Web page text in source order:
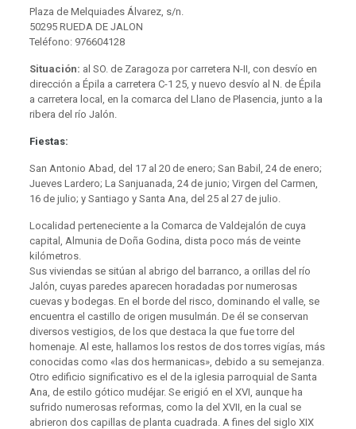
Plaza de Melquiades Álvarez, s/n.
50295 RUEDA DE JALON
Teléfono: 976604128
Situación: al SO. de Zaragoza por carretera N-II, con desvío en
dirección a Épila a carretera C-1 25, y nuevo desvío al N. de Épila
a carretera local, en la comarca del Llano de Plasencia, junto a la
ribera del río Jalón.
Fiestas:
San Antonio Abad, del 17 al 20 de enero; San Babil, 24 de enero;
Jueves Lardero; La Sanjuanada, 24 de junio; Virgen del Carmen,
16 de julio; y Santiago y Santa Ana, del 25 al 27 de julio.
Localidad perteneciente a la Comarca de Valdejalón de cuya
capital, Almunia de Doña Godina, dista poco más de veinte
kilómetros.
Sus viviendas se sitúan al abrigo del barranco, a orillas del río
Jalón, cuyas paredes aparecen horadadas por numerosas
cuevas y bodegas. En el borde del risco, dominando el valle, se
encuentra el castillo de origen musulmán. De él se conservan
diversos vestigios, de los que destaca la que fue torre del
homenaje. Al este, hallamos los restos de dos torres vigías, más
conocidas como «las dos hermanicas», debido a su semejanza.
Otro edificio significativo es el de la iglesia parroquial de Santa
Ana, de estilo gótico mudéjar. Se erigió en el XVI, aunque ha
sufrido numerosas reformas, como la del XVII, en la cual se
abrieron dos capillas de planta cuadrada. A fines del siglo XIX